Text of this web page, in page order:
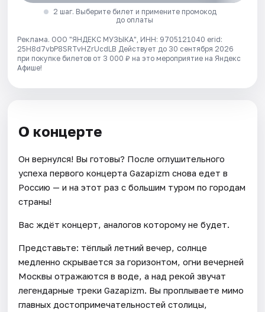
2 шаг. Выберите билет и примените промокод
до оплаты
Реклама. ООО "ЯНДЕКС МУЗЫКА", ИНН: 9705121040 erid:
25H8d7vbP8SRTvHZrUcdLB Действует до 30 сентября 2026
при покупке билетов от 3 000 ₽ на это мероприятие на Яндекс
Афише!
О концерте
Он вернулся! Вы готовы? После оглушительного
успеха первого концерта Gazapizm снова едет в
Россию — и на этот раз с большим туром по городам
страны!
Вас ждёт концерт, аналогов которому не будет.
Представьте: тёплый летний вечер, солнце
медленно скрывается за горизонтом, огни вечерней
Москвы отражаются в воде, а над рекой звучат
легендарные треки Gazapizm. Вы проплываете мимо
главных достопримечательностей столицы,